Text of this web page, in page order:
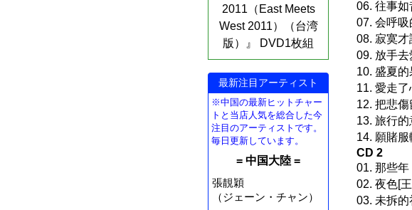
2011（East Meets
West 2011）（台湾
版）』 DVD1枚組
最新注目アーティスト
※中国の最新ヒットチャー
トと当店人気を総合した今
注目のアーティストです。
毎日更新しています。
= 中国大陸 =
張靚穎
（ジェーン・チャン）
06. 往事如
07. 会呼吸
08. 寂寞才
09. 放手去
10. 盛夏的
11. 愛走了
12. 把悲傷
13. 旅行的
14. 願賭服
CD 2
01. 那些年
02. 夜色[
03. 未拆的